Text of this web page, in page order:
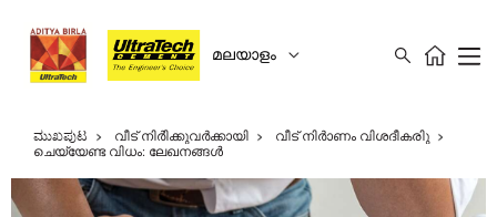
മലയാളം
ಮುಖಪುಟ വീട് നിർിക്കുവർക്കായി
വീട് നിർാണം വിശദീകരിു
ചെയ്യേണ്ട വിധം: ലേഖനങ്ങൾ